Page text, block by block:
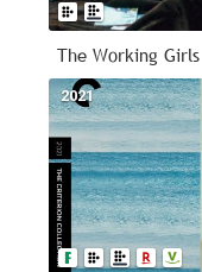
The Working Girls
2021